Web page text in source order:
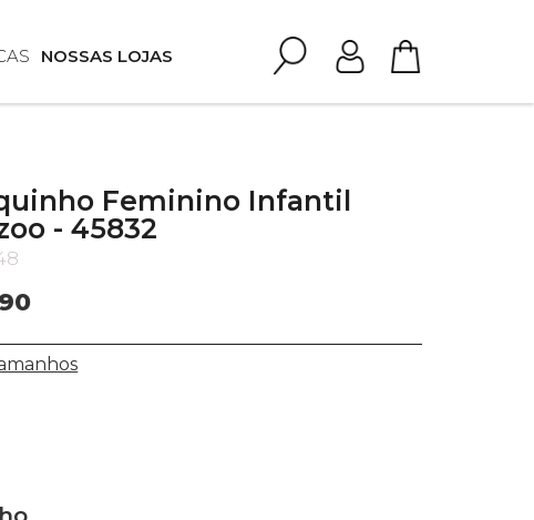
NOSSAS LOJAS
Feminino Infantil
- 45832